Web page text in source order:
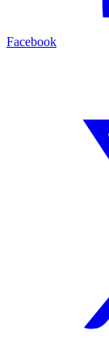
Facebook